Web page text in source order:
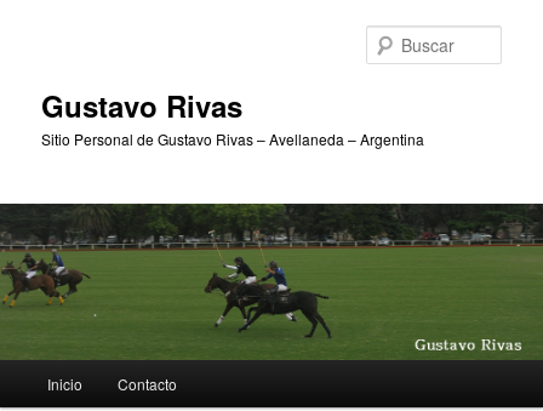
Gustavo Rivas
Sitio Personal de Gustavo Rivas – Avellaneda – Argentina
principal
Inicio Contacto